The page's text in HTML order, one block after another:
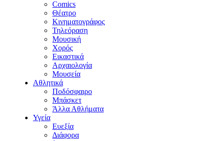
Comics
Θέατρο
Κινηματογράφος
Τηλεόραση
Μουσική
Χορός
Εικαστικά
Αρχαιολογία
Μουσεία
Αθλητικά
Ποδόσφαιρο
Μπάσκετ
Άλλα Αθλήματα
Υγεία
Ευεξία
Διάφορα